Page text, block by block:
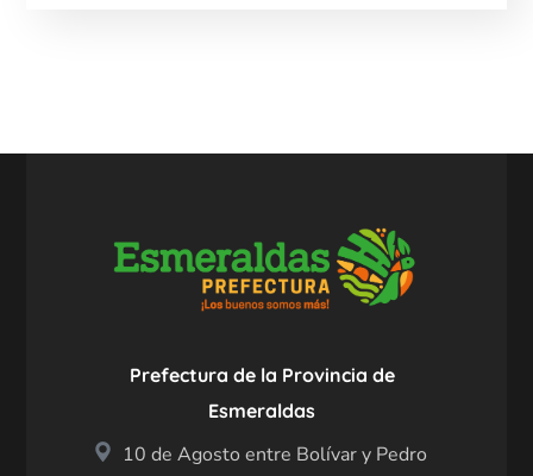
Prefectura de la Provincia de
Esmeraldas
10 de Agosto entre Bolívar y Pedro